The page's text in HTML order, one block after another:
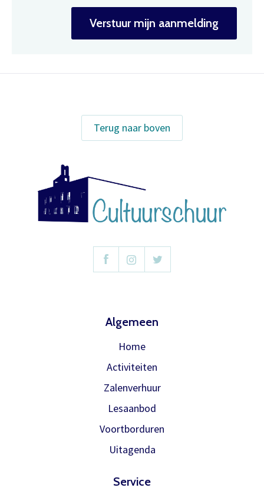
Verstuur mijn aanmelding
Terug naar boven
Algemeen
Home
Activiteiten
Zalenverhuur
Lesaanbod
Voortborduren
Uitagenda
Service